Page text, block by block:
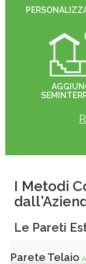
I Metodi
Le Pareti
Parete Telaio